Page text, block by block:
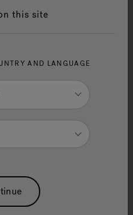
this site
AND LANGUAGE